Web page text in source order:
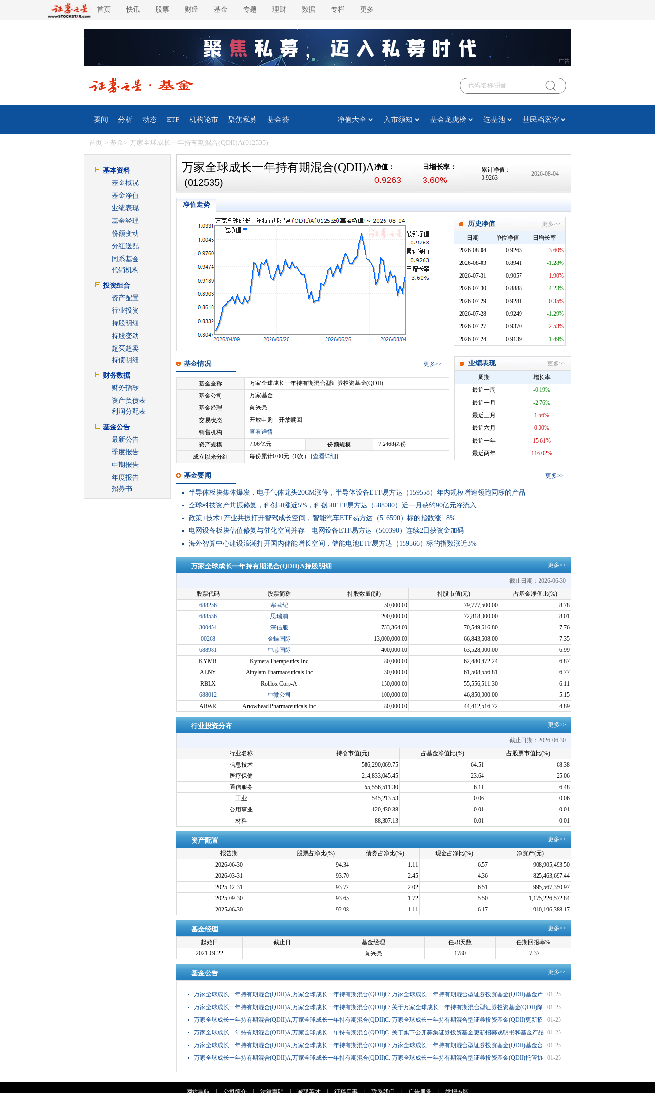
首页 快讯 股票 财经 基金 专题 理财 数据 专栏 更多
广告
要闻 分析 动态 ETF 机构论市 聚焦私募 基金荟 净值大全 入市须知 基金龙虎榜 选基池 基民档案室
首页 > 基金> 万家全球成长一年持有期混合(QDII)A(012535)
基本资料
基金概况
基金净值
业绩表现
基金经理
份额变动
分红送配
同系基金
代销机构
投资组合
资产配置
行业投资
持股明细
持股变动
超买超卖
持债明细
财务数据
财务指标
资产负债表
利润分配表
基金公告
最新公告
季度报告
中期报告
年度报告
招募书
万家全球成长一年持有期混合(QDII)A
(012535)
净值：
0.9263
日增长率：
3.60%
累计净值：
0.9263
2026-08-04
净值走势
更多>>
历史净值
日期 单位净值
日增长率
2026-08-04
0.9263
3.60%
2026-08-03
0.8941
-1.28%
2026-07-31
0.9057
1.90%
2026-07-30
0.8888
-4.23%
2026-07-29
0.9281
0.35%
2026-07-28
0.9249
-1.29%
2026-07-27
0.9370
2.53%
2026-07-24
0.9139 -1.49%
更多>>
基金情况
基金全称
万家全球成长一年持有期混合型证券投资基金(QDII)
基金公司
万家基金
基金经理
黄兴亮
交易状态
开放申购 开放赎回
销售机构
查看详情
资产规模
7.06亿元 份额规模
7.2468亿份
成立以来分红
每份累计0.00元（0次） [查看详细]
更多>>
业绩表现
周期
增长率
最近一周
-0.19%
最近一月
-2.76%
最近三月
1.56%
最近六月
0.00%
最近一年
15.61%
最近两年
116.02%
更多>>
基金要闻
半导体板块集体爆发，电子气体龙头20CM涨停，半导体设备ETF易方达（159558）年内规模增速领跑同标的产品
全球科技资产共振修复，科创50涨近5%，科创50ETF易方达（588080）近一月获约90亿元净流入
政策+技术+产业共振打开智驾成长空间，智能汽车ETF易方达（516590）标的指数涨1.8%
电网设备板块估值修复与催化空间并存，电网设备ETF易方达（560390）连续2日获资金加码
海外智算中心建设浪潮打开国内储能增长空间，储能电池ETF易方达（159566）标的指数涨近3%
更多>>
万家全球成长一年持有期混合(QDII)A持股明细
截止日期：2026-06-30
股票代码
股票简称 持股数量(股) 持股市值(元)
占基金净值比(%)
688256
寒武纪 50,000.00 79,777,500.00
8.78
688536
思瑞浦 200,000.00 72,818,000.00
8.01
300454
深信服 733,364.00 70,549,616.80
7.76
00268
金蝶国际 13,000,000.00 66,843,608.00
7.35
688981
中芯国际 400,000.00 63,528,000.00
6.99
KYMR
Kymera Therapeutics Inc 80,000.00 62,480,472.24
6.87
ALNY
Alnylam Pharmaceuticals Inc 30,000.00 61,508,556.81
6.77
RBLX
Roblox Corp-A 150,000.00 55,556,511.30
6.11
688012
中微公司 100,000.00 46,850,000.00
5.15
ARWR
Arrowhead Pharmaceuticals Inc 80,000.00 44,412,516.72 4.89
更多>>
行业投资分布
截止日期：2026-06-30
行业名称
持仓市值(元) 占基金净值比(%)
占股票市值比(%)
信息技术
586,290,069.75 64.51
68.38
医疗保健
214,833,045.45 23.64
25.06
通信服务
55,556,511.30 6.11
6.48
工业
545,213.53 0.06
0.06
公用事业
120,430.38 0.01
0.01
材料
88,307.13 0.01 0.01
更多>>
资产配置
报告期 股票占净比(%) 债券占净比(%) 现金占净比(%)
净资产(元)
2026-06-30
94.34 1.11 6.57
908,905,493.50
2026-03-31
93.70 2.45 4.36
825,463,697.44
2025-12-31
93.72 2.02 6.51
995,567,350.97
2025-09-30
93.65 1.72 5.50
1,175,226,572.84
2025-06-30
92.98 1.11 6.17 910,196,388.17
更多>>
基金经理
起始日 截止日 基金经理 任职天数
任期回报率%
2021-09-22
- 黄兴亮 1780 -7.37
更多>>
基金公告
01-25
万家全球成长一年持有期混合(QDII)A,万家全球成长一年持有期混合(QDII)C: 万家全球成长一年持有期混合型证券投资基金(QDII)基金产
品资料概要(更新)
01-25
万家全球成长一年持有期混合(QDII)A,万家全球成长一年持有期混合(QDII)C: 关于万家全球成长一年持有期混合型证券投资基金(QDII)降
低基金管理费率、托管费率并修改基金合同与托管协议的公告
01-25
万家全球成长一年持有期混合(QDII)A,万家全球成长一年持有期混合(QDII)C: 万家全球成长一年持有期混合型证券投资基金(QDII)更新招
募说明书(2025年第1号)
01-25
万家全球成长一年持有期混合(QDII)A,万家全球成长一年持有期混合(QDII)C: 关于旗下公开募集证券投资基金更新招募说明书和基金产品
资料概要的提示性公告
01-25
万家全球成长一年持有期混合(QDII)A,万家全球成长一年持有期混合(QDII)C: 万家全球成长一年持有期混合型证券投资基金(QDII)基金合
同(更新)
01-25
万家全球成长一年持有期混合(QDII)A,万家全球成长一年持有期混合(QDII)C: 万家全球成长一年持有期混合型证券投资基金(QDII)托管协
议(更新)
网站导航 公司简介 法律声明 诚聘英才 征稿启事 联系我们 广告服务 举报专区